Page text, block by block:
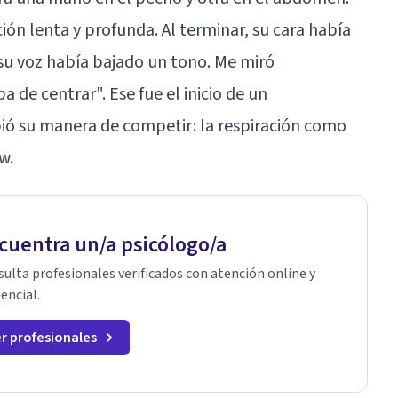
lenta y profunda. Al terminar, su cara había
voz había bajado un tono. Me miró
de centrar". Ese fue el inicio de un
su manera de competir: la respiración como
un/a psicólogo/a
profesionales verificados con atención online y
profesionales